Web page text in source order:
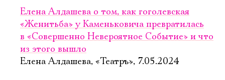
Елена Алдашева о том, как гоголевская
«Женитьба» у Каменьковича превратилась
в «Совершенно Невероятное Событие» и что
из этого вышло
Елена Алдашева, «Театръ», 7.05.2024